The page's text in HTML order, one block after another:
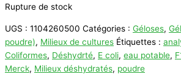
Rupture de stock
UGS : 1104260500 Catégories : Géloses,
poudre), Milieux de cultures Étiquettes :
Coliformes, Déshydrté, E coli, eau potable,
Merck, Milieux déshydratés, poudre